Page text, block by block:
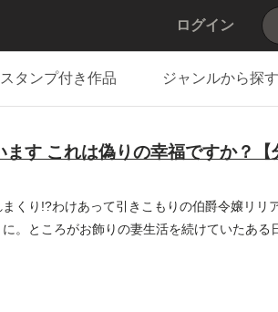
ログイン
スタンプ付き作品 ジャンルから探す
す これは偽りの幸福ですか？【
くり!?わけあって引きこもりの伯爵令嬢リリ
。ところがお飾りの妻生活を続けていたある